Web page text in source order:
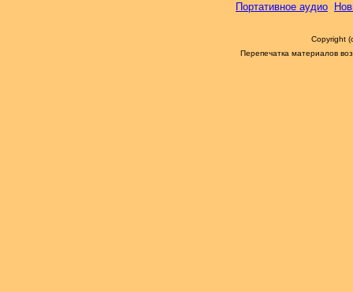
Портативное аудио
Copyright
Перепечатка материалов